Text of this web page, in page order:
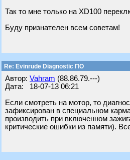
Так то мне только на XD100
Буду признателен всем советам!
Re: Evinrude Diagnostic ПО
Автор: Vahram (88.86.79.---)
Дата: 18-07-13 06:21
Если смотреть на мотор, то
зафиксирован в специальном
производить при включенном
критические ошибки из памяти).